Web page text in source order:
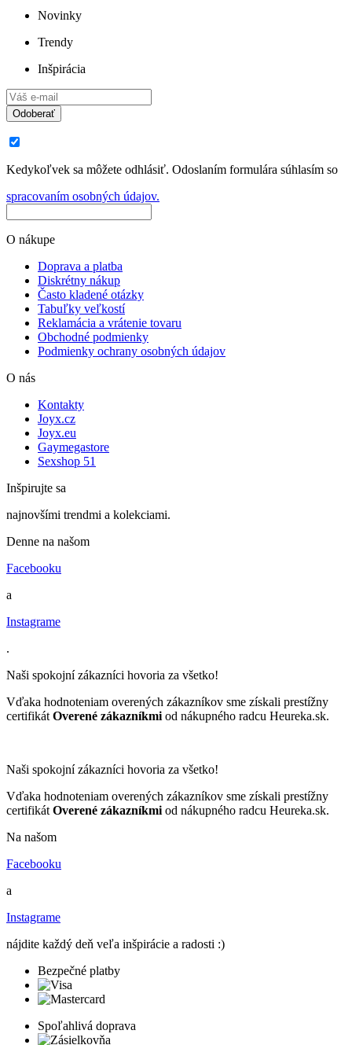
Novinky
Trendy
Inšpirácia
Odoberať
Kedykoľvek sa môžete odhlásiť. Odoslaním formulára súhlasím so
spracovaním osobných údajov.
O nákupe
Doprava a platba
Diskrétny nákup
Často kladené otázky
Tabuľky veľkostí
Reklamácia a vrátenie tovaru
Obchodné podmienky
Podmienky ochrany osobných údajov
O nás
Kontakty
Joyx.cz
Joyx.eu
Gaymegastore
Sexshop 51
Inšpirujte sa
najnovšími trendmi a kolekciami.
Denne na našom
Facebooku
a
Instagrame
.
Naši spokojní zákazníci hovoria za všetko!
Vďaka hodnoteniam overených zákazníkov sme získali prestížny
certifikátOverené zákazníkmiod nákupného radcu Heureka.sk.
Naši spokojní zákazníci hovoria za všetko!
Vďaka hodnoteniam overených zákazníkov sme získali prestížny
certifikátOverené zákazníkmiod nákupného radcu Heureka.sk.
Na našom
Facebooku
a
Instagrame
nájdite každý deň veľa inšpirácie a radosti :)
Bezpečné platby
Spoľahlivá doprava